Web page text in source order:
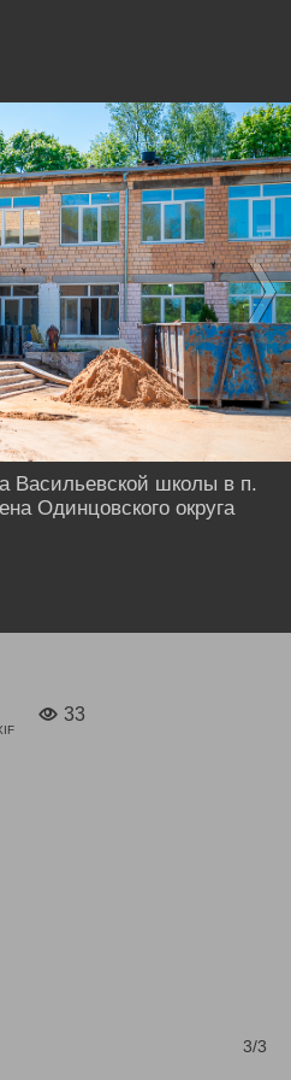
33
3/3
Васильевской школы в п.
Одинцовского округа